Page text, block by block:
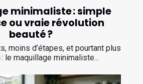
minimaliste : simple
ou vraie révolution
beauté ?
moins d’étapes, et pourtant plus
: le maquillage minimaliste...